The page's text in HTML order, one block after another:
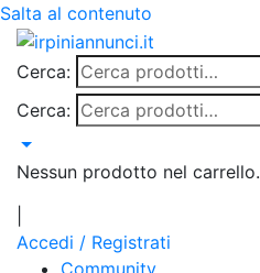
Salta al contenuto
Cerca:
Cerca:
Nessun prodotto nel carrello.
Accedi / Registrati
Community